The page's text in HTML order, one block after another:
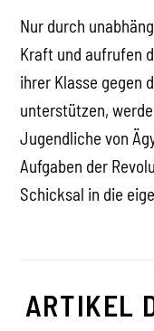
Nur durch
Kraft und aufrufen
ihrer Klasse gegen
unterstützen,
Jugendliche von
Aufgaben der
Schicksal in die
ARTIKEL